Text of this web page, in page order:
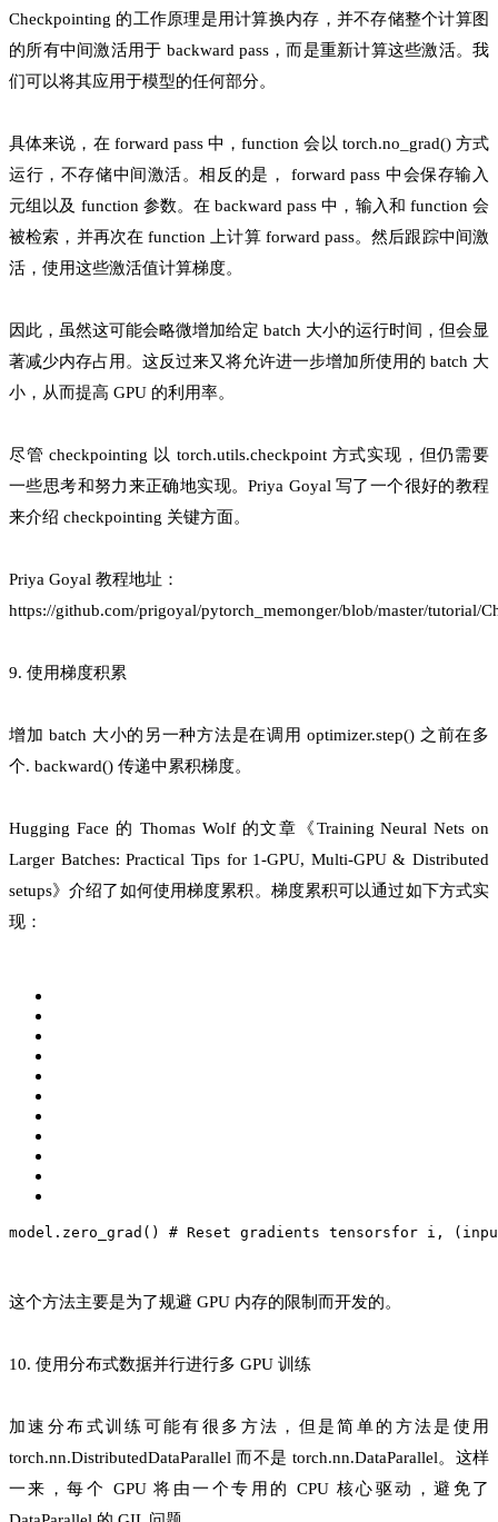
Checkpointing 的工作原理是用计算换内存，并不存储整个计算图
的所有中间激活用于 backward pass，而是重新计算这些激活。我
们可以将其应用于模型的任何部分。
具体来说，在 forward pass 中，function 会以 torch.no_grad() 方式
运行，不存储中间激活。相反的是， forward pass 中会保存输入
元组以及 function 参数。在 backward pass 中，输入和 function 会
被检索，并再次在 function 上计算 forward pass。然后跟踪中间激
活，使用这些激活值计算梯度。
因此，虽然这可能会略微增加给定 batch 大小的运行时间，但会显
著减少内存占用。这反过来又将允许进一步增加所使用的 batch 大
小，从而提高 GPU 的利用率。
尽管 checkpointing 以 torch.utils.checkpoint 方式实现，但仍需要
一些思考和努力来正确地实现。Priya Goyal 写了一个很好的教程
来介绍 checkpointing 关键方面。
Priya Goyal 教程地址：
https://github.com/prigoyal/pytorch_memonger/blob/master/tutorial/
9. 使用梯度积累
增加 batch 大小的另一种方法是在调用 optimizer.step() 之前在多
个. backward() 传递中累积梯度。
Hugging Face 的 Thomas Wolf 的文章《Training Neural Nets on
Larger Batches: Practical Tips for 1-GPU, Multi-GPU & Distributed
setups》介绍了如何使用梯度累积。梯度累积可以通过如下方式实
现：
model.zero_grad() # Reset gradients tensorsfor i,
这个方法主要是为了规避 GPU 内存的限制而开发的。
10. 使用分布式数据并行进行多 GPU 训练
加速分布式训练可能有很多方法，但是简单的方法是使用
torch.nn.DistributedDataParallel 而不是 torch.nn.DataParallel。这样
一来，每个 GPU 将由一个专用的 CPU 核心驱动，避免了